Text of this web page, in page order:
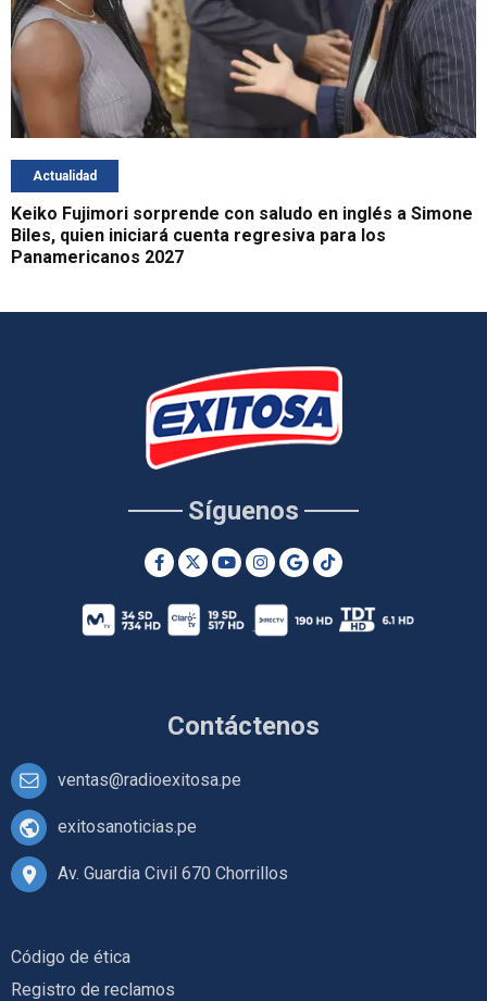
Actualidad
Keiko Fujimori sorprende con saludo en inglés a Simone
Biles, quien iniciará cuenta regresiva para los
Panamericanos 2027
Contáctenos
ventas@radioexitosa.pe
exitosanoticias.pe
Av. Guardia Civil 670 Chorrillos
Síguenos
Código de ética
Registro de reclamos